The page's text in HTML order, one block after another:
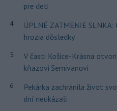
pre deti
4
ÚPLNÉ ZATMENIE
hrozia dôsledky
5
V časti Košice-Krásna
kňazovi Semivanovi
6
Pekárka zachránila život
dní neukázali